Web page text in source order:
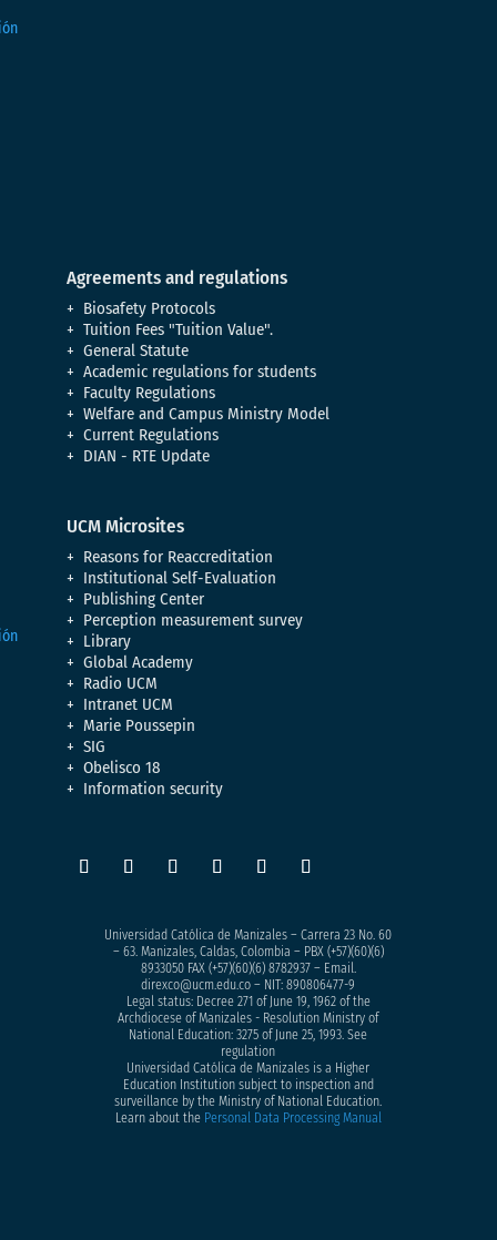
Agreements and regulations
Biosafety Protocols
Tuition Fees "Tuition Value".
General Statute
Academic regulations for students
Faculty Regulations
Welfare and Campus Ministry Model
Current Regulations
DIAN - RTE Update
UCM Microsites
Reasons for Reaccreditation
Institutional Self-Evaluation
Publishing Center
Perception measurement survey
Library
Global Academy
Radio UCM
Intranet UCM
Marie Poussepin
SIG
Obelisco 18
Information security
Universidad Católica de Manizales – Carrera 23 No. 60
– 63. Manizales, Caldas, Colombia – PBX (+57)(60)(6)
8933050FAX (+57)(60)(6) 8782937 – Email.
direxco@ucm.edu.co – NIT: 890806477-9
Legal status: Decree 271 of June 19, 1962 of the
Archdiocese of Manizales - Resolution Ministry of
National Education: 3275 of June 25, 1993. See
regulation
Universidad Católica de Manizales is a Higher
Education Institution subject to inspection and
surveillance by the Ministry of National Education.
Learn about the Personal Data Processing Manual